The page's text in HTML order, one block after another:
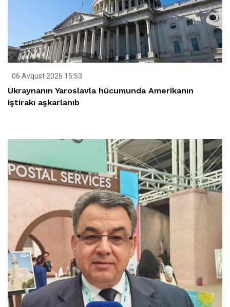
06 Avqust 2026 15:53
Ukraynanın Yaroslavla hücumunda Amerikanın
iştirakı aşkarlanıb